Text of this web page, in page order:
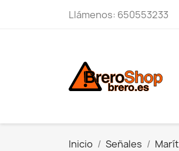
Llámenos: 650553233
Inicio Señales